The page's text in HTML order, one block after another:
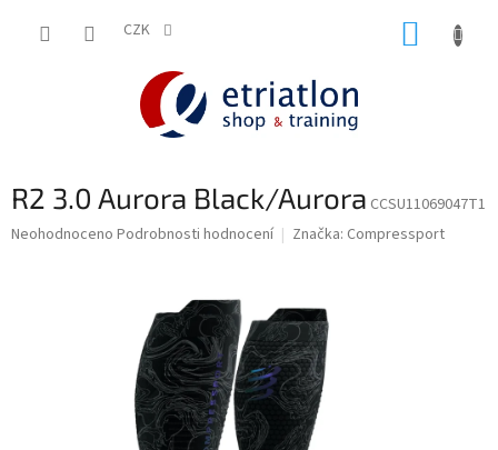
CZK
R2 3.0 Aurora Black/Aurora CCSU11069047T1
Průměrné
Neohodnoceno Podrobnosti hodnocení Značka: Compressport
shop.etriatlon.cz - Chat